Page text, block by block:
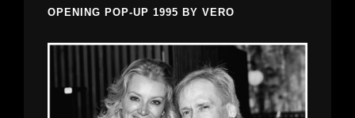
OPENING POP-UP 1995 BY VERO